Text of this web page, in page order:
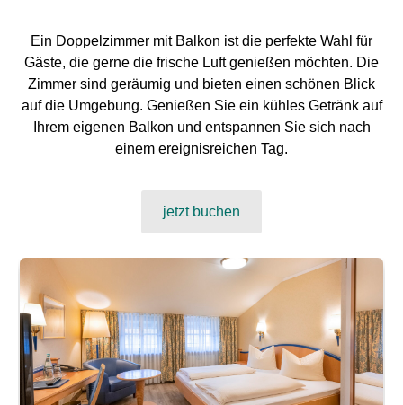
Ein Doppelzimmer mit Balkon ist die perfekte Wahl für
Gäste, die gerne die frische Luft genießen möchten. Die
Zimmer sind geräumig und bieten einen schönen Blick
auf die Umgebung. Genießen Sie ein kühles Getränk auf
Ihrem eigenen Balkon und entspannen Sie sich nach
einem ereignisreichen Tag.
jetzt buchen